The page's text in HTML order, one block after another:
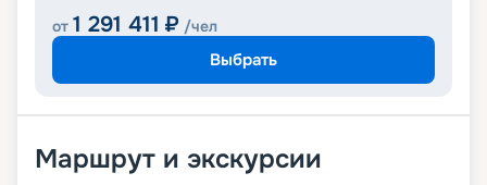
от 1 291 411 ₽ /чел
Выбрать
Маршрут и экскурсии